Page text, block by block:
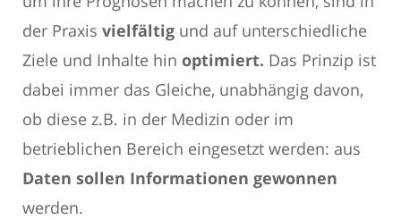
der Praxis vielfältig und auf unterschiedliche
Ziele und Inhalte hin optimiert. Das Prinzip ist
dabei immer das Gleiche, unabhängig davon,
ob diese z.B. in der Medizin oder im
betrieblichen Bereich eingesetzt werden: aus
Daten sollen Informationen gewonnen
werden.